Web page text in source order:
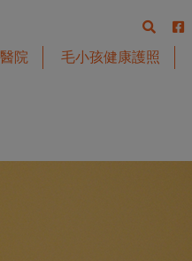
院 毛小孩健康護照